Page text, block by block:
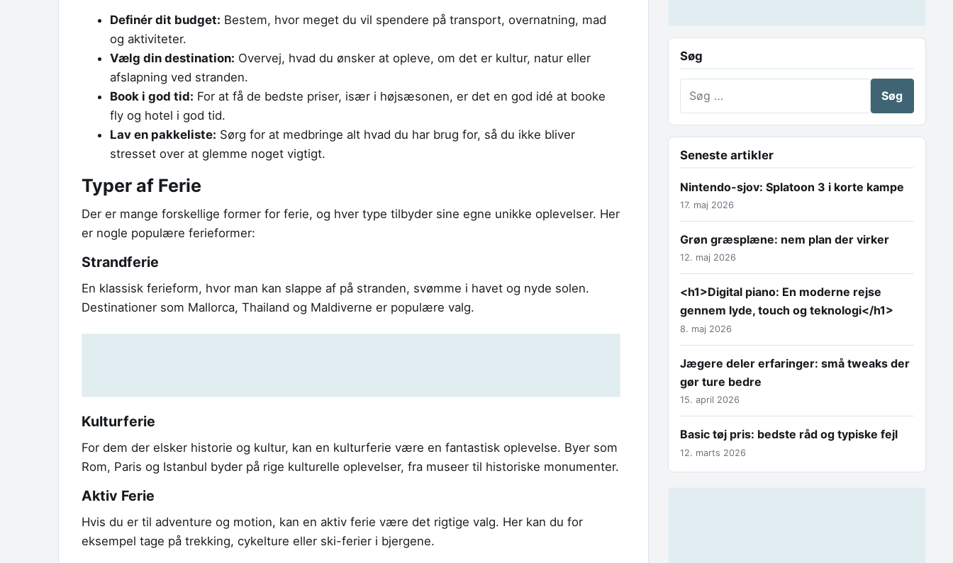
Definér dit budget: Bestem, hvor meget du vil spendere på transport, overnatning, mad
og aktiviteter.
Vælg din destination: Overvej, hvad du ønsker at opleve, om det er kultur, natur eller
afslapning ved stranden.
Book i god tid: For at få de bedste priser, især i højsæsonen, er det en god idé at booke
fly og hotel i god tid.
Lav en pakkeliste: Sørg for at medbringe alt hvad du har brug for, så du ikke bliver
stresset over at glemme noget vigtigt.
Typer af Ferie
Der er mange forskellige former for ferie, og hver type tilbyder sine egne unikke oplevelser. Her
er nogle populære ferieformer:
Strandferie
En klassisk ferieform, hvor man kan slappe af på stranden, svømme i havet og nyde solen.
Destinationer som Mallorca, Thailand og Maldiverne er populære valg.
Kulturferie
For dem der elsker historie og kultur, kan en kulturferie være en fantastisk oplevelse. Byer som
Rom, Paris og Istanbul byder på rige kulturelle oplevelser, fra museer til historiske monumenter.
Aktiv Ferie
Hvis du er til adventure og motion, kan en aktiv ferie være det rigtige valg. Her kan du for
eksempel tage på trekking, cykelture eller ski-ferier i bjergene.
Søg
Seneste artikler
Nintendo-sjov: Splatoon 3 i korte kampe
17. maj 2026
Grøn græsplæne: nem plan der virker
12. maj 2026
<h1>Digital piano: En moderne rejse
gennem lyde, touch og teknologi</h1>
8. maj 2026
Jægere deler erfaringer: små tweaks der
gør ture bedre
15. april 2026
Basic tøj pris: bedste råd og typiske fejl
12. marts 2026